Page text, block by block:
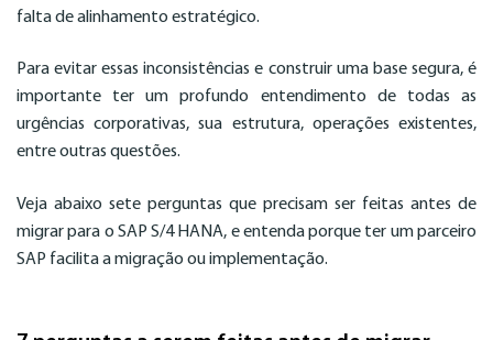
falta de alinhamento estratégico.
Para evitar essas inconsistências e construir uma base segura, é
importante ter um profundo entendimento de todas as
urgências corporativas, sua estrutura, operações existentes,
entre outras questões.
Veja abaixo sete perguntas que precisam ser feitas antes de
migrar para o SAP S/4 HANA, e entenda porque ter um parceiro
SAP facilita a migração ou implementação.